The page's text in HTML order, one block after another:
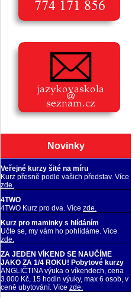
Novinky
Veřejné kurzy šité na míru
Kurz přesně podle vašich představ. Více
zde.
4TWO
4TWO Kurz pro dva. Více zde.
Kurz pro maminky s hlídáním
Učte se, my vám ho pohlídáme. Více
zde.
ZA JEDEN VÍKEND SE NAUČÍME
JAKO ZA 1/4 ROKU! Pobytové kurzy
ANGLIČTINA výuka o víkendech, cena
3.000 Kč, 15 hodin výuky, max 6 osob, v
ceně ubytování. Více zde.